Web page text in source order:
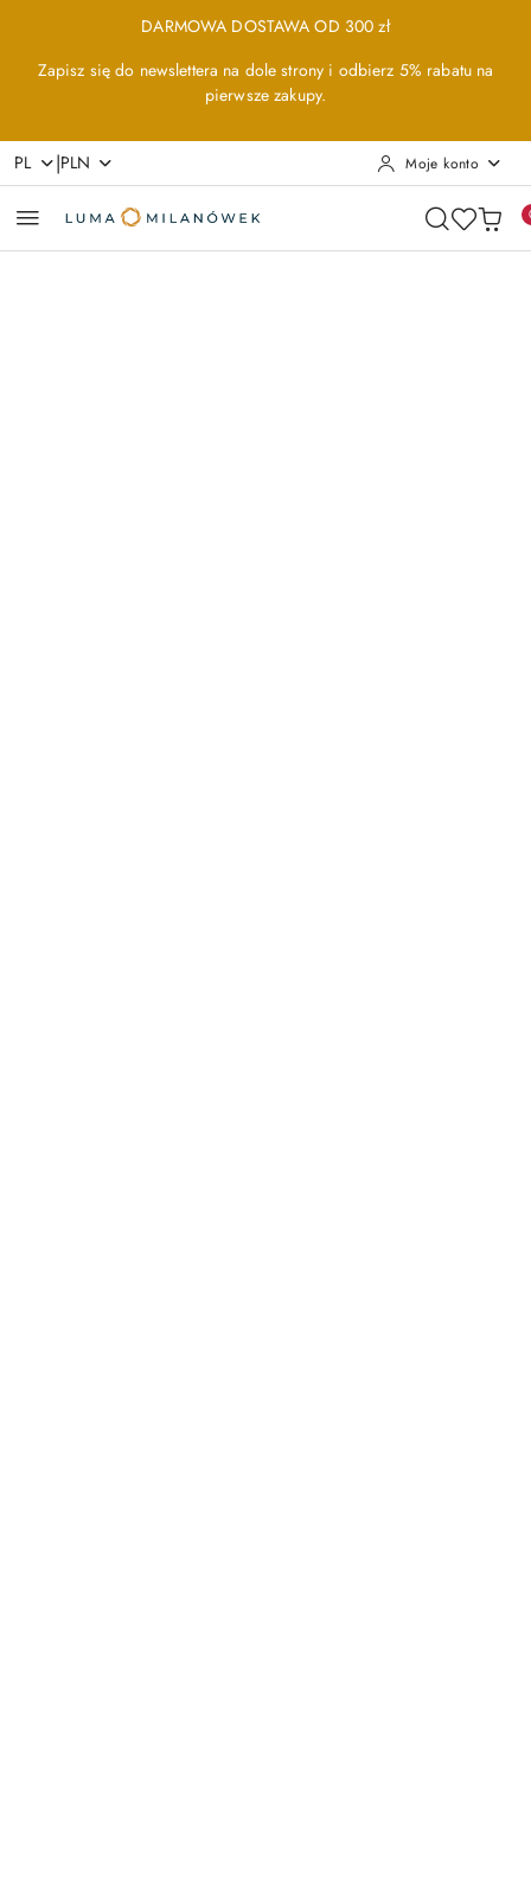
Przejdź do treści głównej
Przejdź do wyszukiwarki
Przejdź do moje konto
Przejdź do menu głównego
Przejdź do opisu produktu
Przejdź do stopkiDARMOWA DOSTAWA OD 300 zł
Zapisz się do newslettera na dole strony i odbierz 5% rabatu na
pierwsze zakupy.
PL |PLN Moje konto